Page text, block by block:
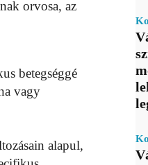
orvosa, az
betegséggé
vagy
alapul,